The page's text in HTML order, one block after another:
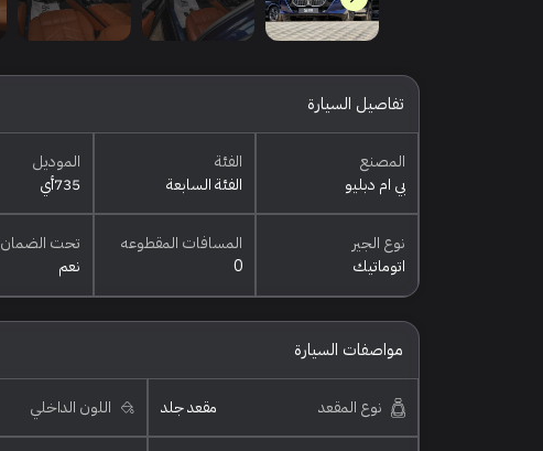
تفاصيل السيارة
المصنع
بي ام دبليو
الفئة
الفئة السابعة
الموديل
735أي
نوع الجير
اتوماتيك
المسافات المقطوعه
0
تحت الضمان
نعم
مواصفات السيارة
نوع المقعد مقعد جلد اللون الداخلي